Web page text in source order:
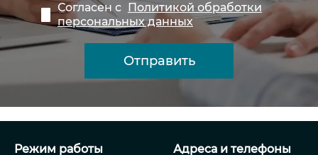
Согласен с
Политикой обработки
персональных данных
Режим работы Адреса и телефоны